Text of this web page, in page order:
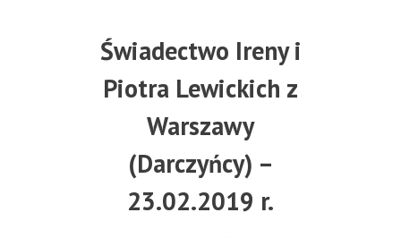
Świadectwo Ireny i
Piotra Lewickich z
Warszawy
(Darczyńcy) –
23.02.2019 r.